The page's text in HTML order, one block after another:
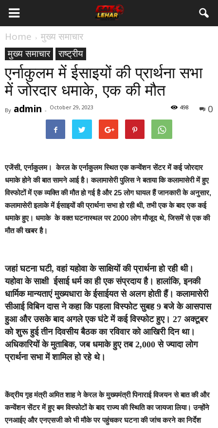
Home
मुख्य समाचार
मुख्य समाचार
राष्ट्रीय
एर्नाकुलम में ईसाइयों की प्रार्थना सभा
में जोरदार धमाके, एक की मौत
By admin - October 29, 2023 0
498
एजेंसी, एर्नाकुलम। केरल के एर्नाकुलम स्थित एक कन्वेंशन सेंटर में कई जोरदार
धमाके होने की बात सामने आई है। कलामासेरी पुलिस ने बताया कि कलामासेरी में हुए
विस्फोटों में एक व्यक्ति की मौत हो गई है और 25 लोग घायल हैं जानकारी के अनुसार,
कलामासेरी इलाके में ईसाइयों की प्रार्थना सभा हो रही थी, तभी एक के बाद एक कई
धमाके हुए। धमाके के वक्त घटनास्थल पर 2000 लोग मौजूद थे, जिसमें से एक की
मौत की खबर है।
जहां घटना घटी, वहां यहोवा के साक्षियों की प्रार्थना हो रही थी।
यहोवा के साक्षी ईसाई धर्म का ही एक संप्रदाय है। हालांकि, इनकी
धार्मिक मान्यताएं मुख्यधारा के ईसाईयत से अलग होती हैं। कलामासेरी
सीआई विबिन दास ने कहा कि पहला विस्फोट सुबह 9 बजे के आसपास
हुआ और उसके बाद अगले एक घंटे में कई विस्फोट हुए। 27 अक्टूबर
को शुरू हुई तीन दिवसीय बैठक का रविवार को आखिरी दिन था।
अधिकारियों के मुताबिक, जब धमाके हुए तब 2,000 से ज्यादा लोग
प्रार्थना सभा में शामिल हो रहे थे।
केंद्रीय गृह मंत्री अमित शाह ने केरल के मुख्यमंत्री पिनाराई विजयन से बात की और
कन्वेंशन सेंटर में हुए बम विस्फोटों के बाद राज्य की स्थिति का जायजा लिया। उन्होंने
एनआईए और एनएसजी को भी मौके पर पहुंचकर घटना की जांच करने का निर्देश